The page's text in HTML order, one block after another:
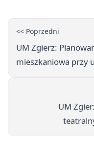
<< Poprzedni
UM Zgierz:
mieszkaniowa przy
UM